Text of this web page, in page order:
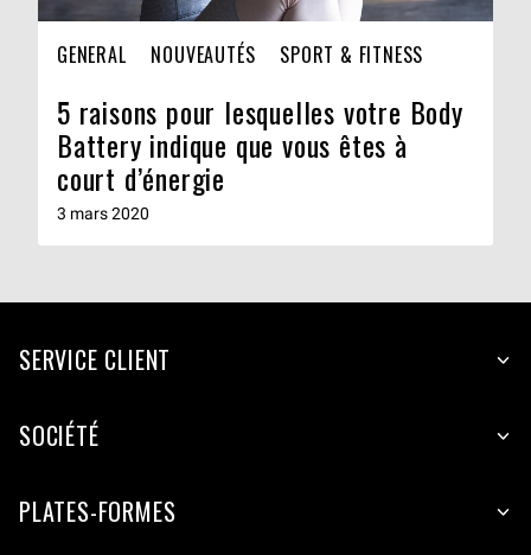
GENERAL NOUVEAUTÉS SPORT & FITNESS
5 raisons pour lesquelles votre Body
Battery indique que vous êtes à
court d’énergie
3 mars 2020
SERVICE CLIENT
SOCIÉTÉ
PLATES-FORMES